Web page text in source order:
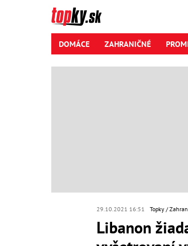
DOMÁCE ZAHRANIČNÉ
29.10.2021 16:51 Topky
Libanon